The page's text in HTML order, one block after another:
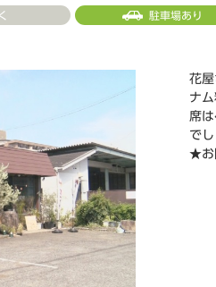
駐車場あり
花
ナ
席
でし
★お